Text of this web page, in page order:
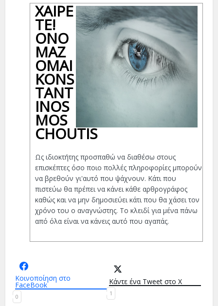
ΧΑΊΡΕ
ΤΕ!
ΟΝΟ
ΜΆΖ
ΟΜΑΙ
KONS
TANT
INOS
MOS
CHOUTIS
Ως ιδιοκτήτης προσπαθώ να διαθέσω στους
επισκέπτες όσο ποιο πολλές πληροφορίες μπορούν
να βρεθούν γι'αυτό που ψάχνουν. Κάτι που
πιστεύω θα πρέπει να κάνει κάθε αρθρογράφος
καθώς και να μην δημοσιεύει κάτι που θα χάσει τον
χρόνο του ο αναγνώστης. Το κλειδί για μένα πάνω
από όλα είναι να κάνεις αυτό που αγαπάς.
Κοινοποίηση στο
FaceBook
0
Κάντε ένα Tweet στο X
1